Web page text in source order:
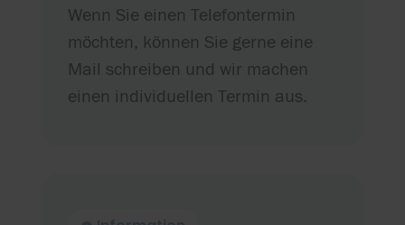
Wenn Sie einen Telefontermin
möchten, können Sie gerne eine
Mail schreiben und wir machen
einen individuellen Termin aus.